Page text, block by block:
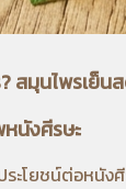
? สมุนไพรเย็
นังศีรษะ
ระโยชน์ต่อหนั